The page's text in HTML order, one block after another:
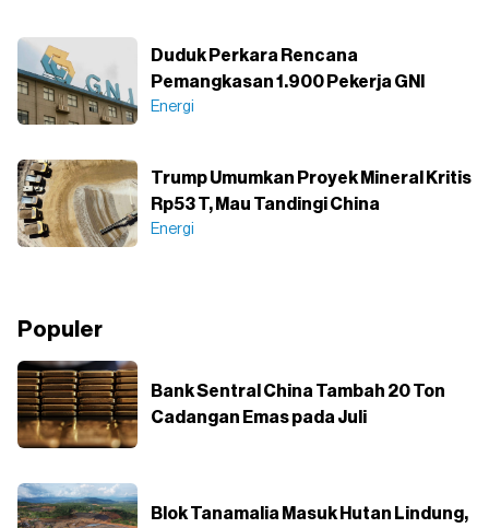
Duduk Perkara Rencana
Pemangkasan 1.900 Pekerja GNI
Energi
Trump Umumkan Proyek Mineral Kritis
Rp53 T, Mau Tandingi China
Energi
Populer
Bank Sentral China Tambah 20 Ton
Cadangan Emas pada Juli
Blok Tanamalia Masuk Hutan Lindung,